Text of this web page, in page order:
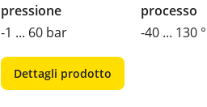
pressione
-1 ... 60 bar
processo
-40 ... 130
Dettagli prodotto